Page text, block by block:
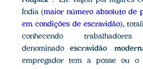
Índia (maior número absoluto de
em condições de escravidão),
conhecendo
denominadoescravidão
empregador tem a posse ou o